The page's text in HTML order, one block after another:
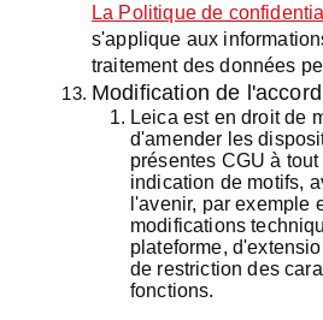
La Politique de
s'applique aux
traitement des données
Modification de l'accord
Leica est en droit de
d'amender les
présentes CGU à
indication de motifs,
l'avenir, par exemple
modifications
plateforme,
de restriction des
fonctions.